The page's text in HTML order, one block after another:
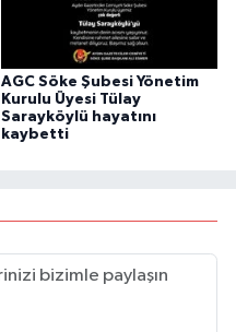
AGC Söke Şubesi Yönetim
Kurulu Üyesi Tülay
Sarayköylü hayatını
kaybetti